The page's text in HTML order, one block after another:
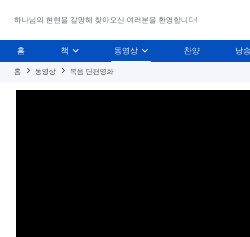
하나님의 현현을 갈망해 찾아오신 여러분을 환영합니다!
홈 책 동영상 찬양 낭송
홈 동영상 복음 단편영화